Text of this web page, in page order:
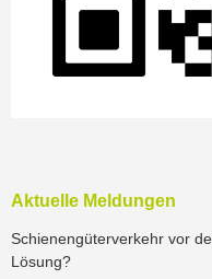
Aktuelle Meldungen
Schienengüterverkehr vor
Lösung?